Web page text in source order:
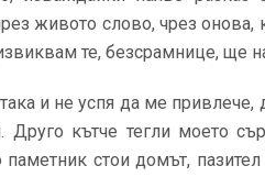
живото слово, чрез онова,
те, безсрамнице, ще
и не успя да ме привлече,
Друго кътче тегли моето
стои домът,